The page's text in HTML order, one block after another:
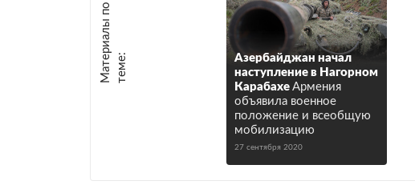
М
а
т е
р
и
а
л
ы
п
о
т
е
м
е :
Азербайджан начал
наступление в Нагорном
Карабахе Армения
объявила военное
положение и всеобщую
мобилизацию
27 сентября 2020